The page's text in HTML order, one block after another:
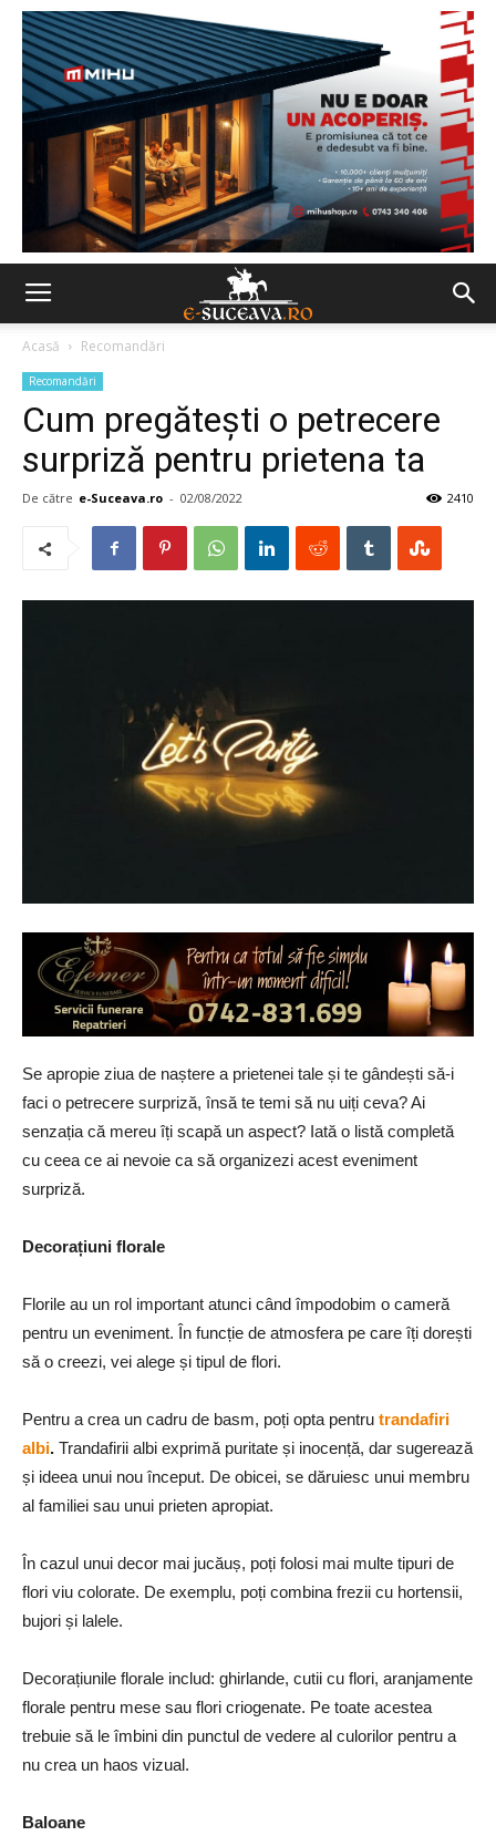
Acasă Recomandări
Recomandări
Cum pregătești o petrecere
surpriză pentru prietena ta
De către e-Suceava.ro - 02/08/2022 2410
Se apropie ziua de naștere a prietenei tale și te gândești să-i
faci o petrecere surpriză, însă te temi să nu uiți ceva? Ai
senzația că mereu îți scapă un aspect? Iată o listă completă
cu ceea ce ai nevoie ca să organizezi acest eveniment
surpriză.
Decorațiuni florale
Florile au un rol important atunci când împodobim o cameră
pentru un eveniment. În funcție de atmosfera pe care îți dorești
să o creezi, vei alege și tipul de flori.
Pentru a crea un cadru de basm, poți opta pentru trandafiri
albi. Trandafirii albi exprimă puritate și inocență, dar sugerează
și ideea unui nou început. De obicei, se dăruiesc unui membru
al familiei sau unui prieten apropiat.
În cazul unui decor mai jucăuș, poți folosi mai multe tipuri de
flori viu colorate. De exemplu, poți combina frezii cu hortensii,
bujori și lalele.
Decorațiunile florale includ: ghirlande, cutii cu flori, aranjamente
florale pentru mese sau flori criogenate. Pe toate acestea
trebuie să le îmbini din punctul de vedere al culorilor pentru a
nu crea un haos vizual.
Baloane